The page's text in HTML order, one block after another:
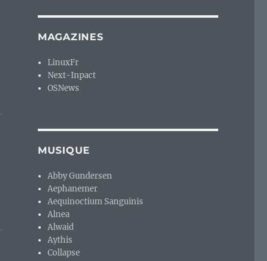
MAGAZINES
LinuxFr
Next-Inpact
OSNews
MUSIQUE
Abby Gundersen
Aephanemer
Aequinoctium Sanguinis
Alnea
Alwaid
Aythis
Collapse